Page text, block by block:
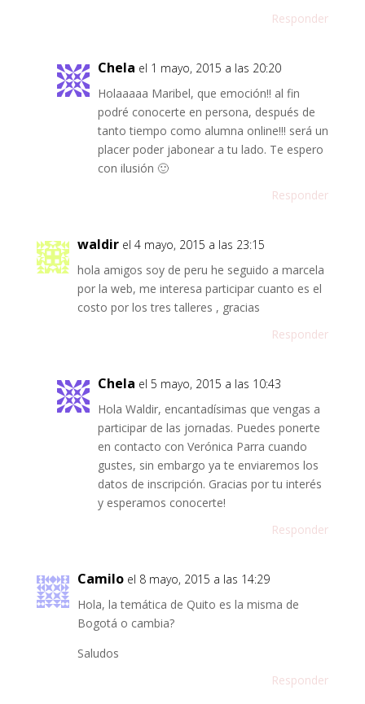
Responder
Chela el 1 mayo, 2015 a las 20:20
Holaaaaa Maribel, que emoción!! al fin
podré conocerte en persona, después de
tanto tiempo como alumna online!!! será un
placer poder jabonear a tu lado. Te espero
con ilusión 🙂
Responder
waldir el 4 mayo, 2015 a las 23:15
hola amigos soy de peru he seguido a marcela
por la web, me interesa participar cuanto es el
costo por los tres talleres , gracias
Responder
Chela el 5 mayo, 2015 a las 10:43
Hola Waldir, encantadísimas que vengas a
participar de las jornadas. Puedes ponerte
en contacto con Verónica Parra cuando
gustes, sin embargo ya te enviaremos los
datos de inscripción. Gracias por tu interés
y esperamos conocerte!
Responder
Camilo el 8 mayo, 2015 a las 14:29
Hola, la temática de Quito es la misma de
Bogotá o cambia?
Saludos
Responder